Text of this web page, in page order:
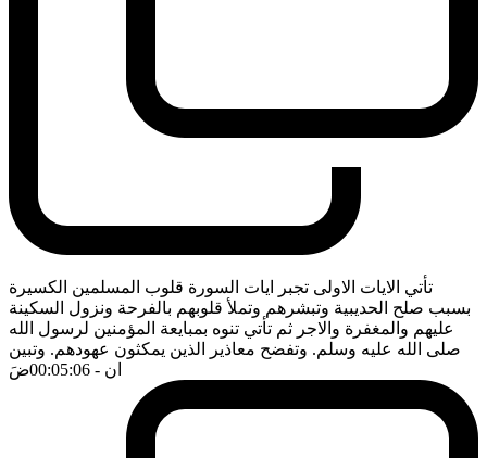
تأتي الايات الاولى تجبر ايات السورة قلوب المسلمين الكسيرة
بسبب صلح الحديبية وتبشرهم وتملأ قلوبهم بالفرحة ونزول السكينة
عليهم والمغفرة والاجر ثم تأتي تنوه بمبايعة المؤمنين لرسول الله
صلى الله عليه وسلم. وتفضح معاذير الذين يمكثون عهودهم. وتبين
ان - 00:05:06 ضَ